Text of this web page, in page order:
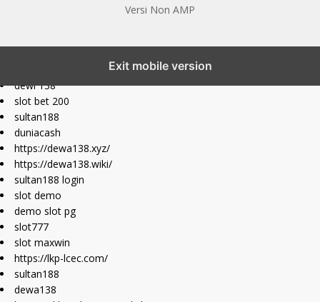
Versi Non AMP
Exit mobile version
dewi 138
slot bet 200
sultan188
duniacash
https://dewa138.xyz/
https://dewa138.wiki/
sultan188 login
slot demo
demo slot pg
slot777
slot maxwin
https://lkp-lcec.com/
sultan188
dewa138